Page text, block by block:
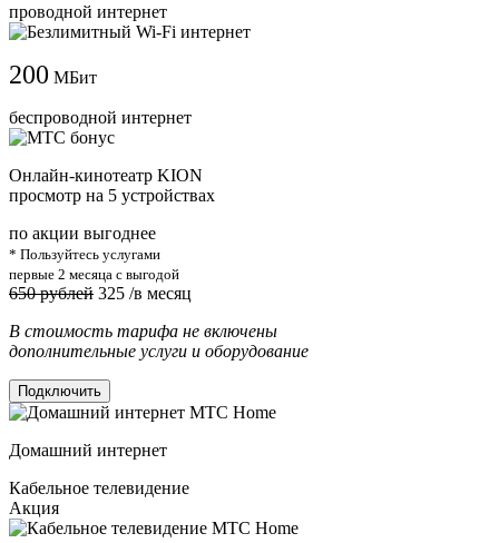
проводной интернет
200 МБит
беспроводной интернет
Онлайн-кинотеатр KION
просмотр на 5 устройствах
по акции выгоднее
* Пользуйтесь услугами
первые 2 месяца с выгодой
650 рублей 325 /в месяц
В стоимость тарифа не включены
дополнительные услуги и оборудование
Подключить
Домашний интернет
Кабельное телевидение
Акция